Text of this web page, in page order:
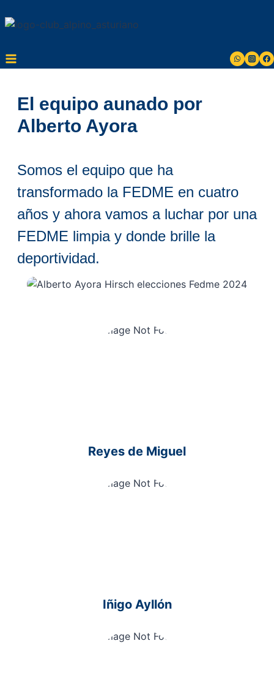
al
El equipo aunado por
Alberto Ayora
Somos el equipo que ha
transformado la FEDME en cuatro
años y ahora vamos a luchar por una
FEDME limpia y donde brille la
deportividad.
Reyes de Miguel
Iñigo Ayllón